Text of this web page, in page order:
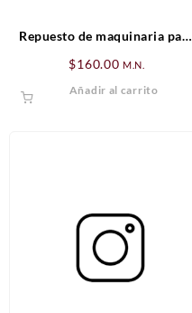
Repuesto de maquinaria para
$160.00 M.N.
Añadir al carrito